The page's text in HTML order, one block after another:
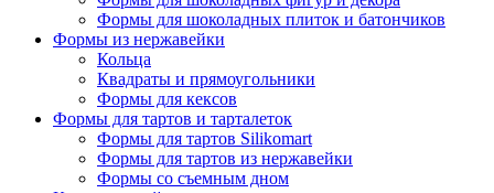
Формы для шоколадных плиток и батончиков
Формы из нержавейки
Кольца
Квадраты и прямоугольники
Формы для кексов
Формы для тартов и тарталеток
Формы для тартов Silikomart
Формы для тартов из нержавейки
Формы со съемным дном